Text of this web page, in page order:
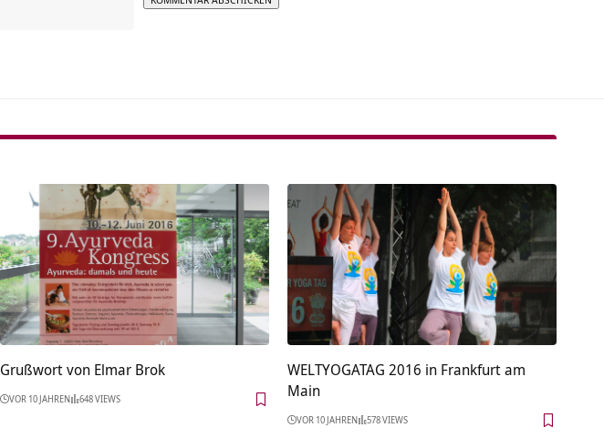
Grußwort von Elmar Brok
VOR 10 JAHREN 648 VIEWS
WELTYOGATAG 2016 in Frankfurt am
Main
VOR 10 JAHREN 578 VIEWS